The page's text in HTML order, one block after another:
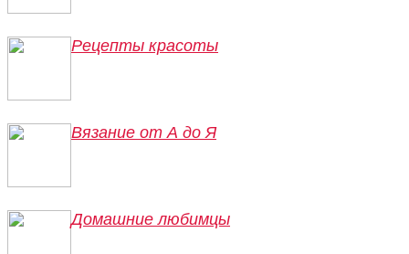
Рецепты красоты
Вязание от А до Я
Домашние любимцы